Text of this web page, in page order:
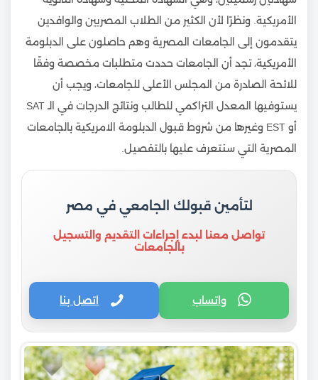
الأمريكية. ونظرًا لأن الكثير من الطلاب المصريين والوافدين
يتقدمون إلى الجامعات المصرية وهم حاصلون على الدبلومة
الأمريكية، تجد أن الجامعات حددت متطلبات مخصصة وفقًا
للائحة الصادرة من المجلس الأعلى للجامعات، ويجب أن
يستوفيها المعدل التراكمي للطالب ونتائج الدرجات في الـ SAT
أو EST وغيرها من شروط قبول الدبلومة الامريكية بالجامعات
المصرية التي سنتعرف عليها بالتفصيل.
لتأمين قبولك الجامعي في مصر
تواصل معنا لبدء إجراءات التقديم والتسجيل
بالجامعات
واتساب اتصل بنا